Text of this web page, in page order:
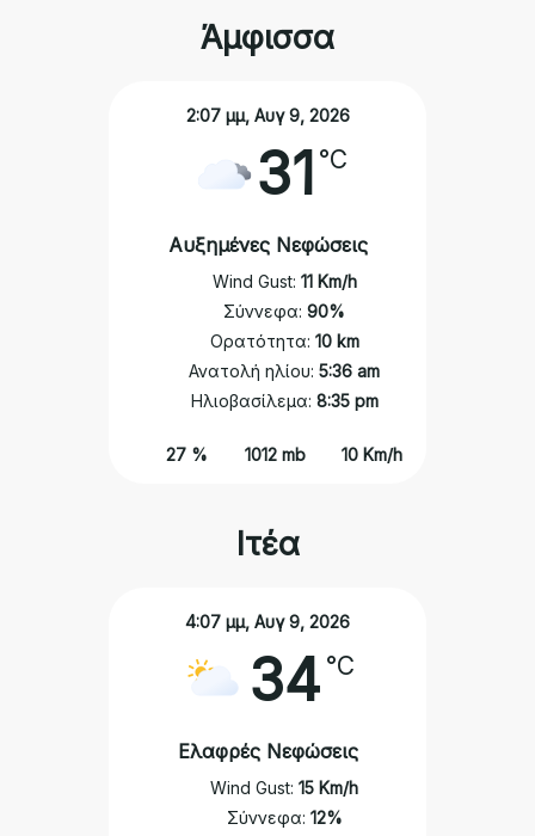
ΨΗΦΙΑΚΟ ΥΛΙΚΟ
ΨΗΦΙΑΚΕΣ ΕΦΑΡΜΟΓΕΣ
ΕΚΔΗΛΩΣΕΙΣ
Άμφισσα
2:07 μμ, Αυγ 9, 2026
31 °C
Αυξημένες Νεφώσεις
27 % 1012 mb 10 Km/h
Wind Gust: 11 Km/h
Σύννεφα: 90%
Ορατότητα: 10 km
Ανατολή ηλίου: 5:36 am
Ηλιοβασίλεμα: 8:35 pm
Ιτέα
4:07 μμ, Αυγ 9, 2026
34 °C
Ελαφρές Νεφώσεις
Wind Gust: 15 Km/h
Σύννεφα: 12%